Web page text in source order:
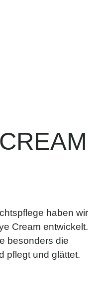
haben wir
Cream entwickelt.
besonders die
pflegt und glättet.